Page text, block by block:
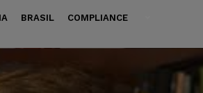
BRASIL COMPLIANCE